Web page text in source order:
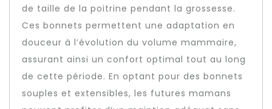
de taille de la poitrine pendant la grossesse.
Ces bonnets permettent une adaptation en
douceur à l’évolution du volume mammaire,
assurant ainsi un confort optimal tout au long
de cette période. En optant pour des bonnets
souples et extensibles, les futures mamans